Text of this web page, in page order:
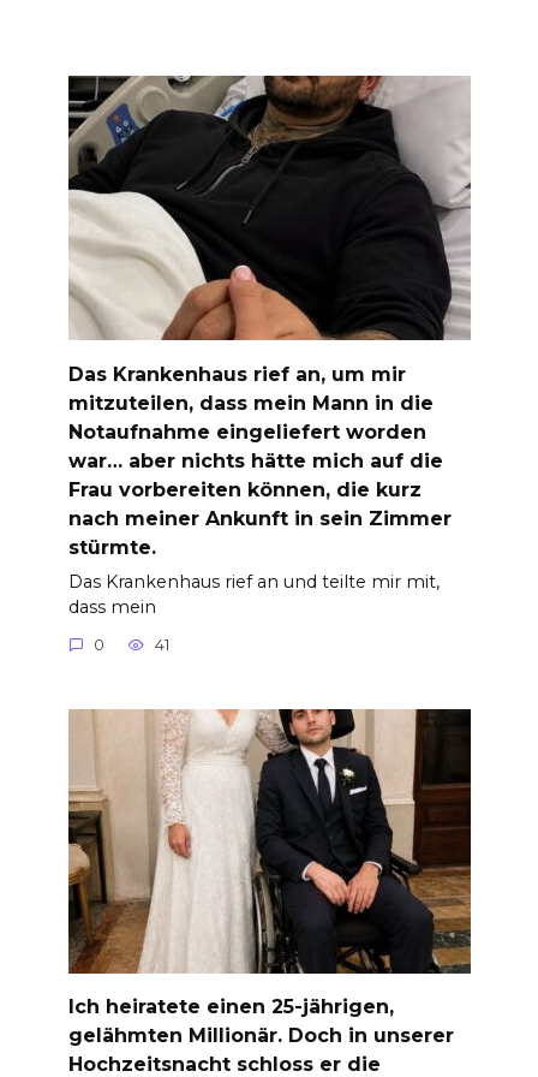
Das Krankenhaus rief an, um mir
mitzuteilen, dass mein Mann in die
Notaufnahme eingeliefert worden
war… aber nichts hätte mich auf die
Frau vorbereiten können, die kurz
nach meiner Ankunft in sein Zimmer
stürmte.
Das Krankenhaus rief an und teilte mir mit,
dass mein
0 41
Ich heiratete einen 25-jährigen,
gelähmten Millionär. Doch in unserer
Hochzeitsnacht schloss er die